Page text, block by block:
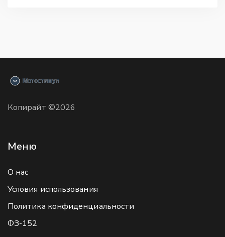
Копирайт ©2026
Меню
О нас
Условия использования
Политика конфиденциальности
ФЗ-152